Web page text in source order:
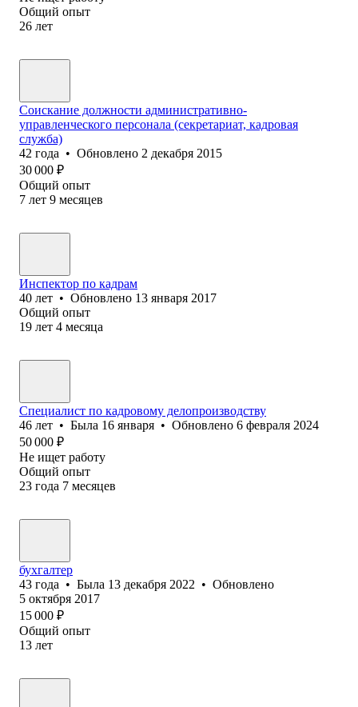
Общий опыт
26 лет
Соискание должности административно-
управленческого персонала (секретариат, кадровая
служба)
42 года • Обновлено 2 декабря 2015
30 000 ₽
Общий опыт
7 лет 9 месяцев
Инспектор по кадрам
40 лет • Обновлено 13 января 2017
Общий опыт
19 лет 4 месяца
Специалист по кадровому делопроизводству
46 лет • Была 16 января • Обновлено 6 февраля 2024
50 000 ₽
Не ищет работу
Общий опыт
23 года 7 месяцев
бухгалтер
43 года • Была 13 декабря 2022 • Обновлено
5 октября 2017
15 000 ₽
Общий опыт
13 лет